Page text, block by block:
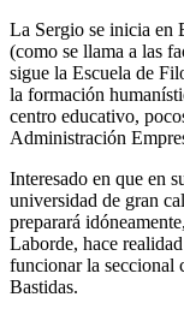
La Sergio se inicia en
(como se llama a las
sigue la Escuela de
la formación
centro educativo,
Administración
Interesado en que en
universidad de gran
preparará
Laborde, hace
funcionar la seccional
Bastidas.